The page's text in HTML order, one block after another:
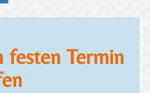
festen Termin